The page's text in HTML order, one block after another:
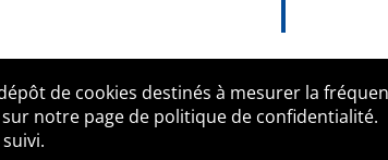
Politique de confidentialité Contact
de cookies destinés à mesurer la
notre page de politique de confidentialité.